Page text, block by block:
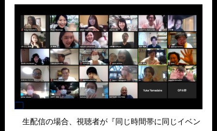
生配信の場合、視聴者が『同じ時間帯に同じイベン